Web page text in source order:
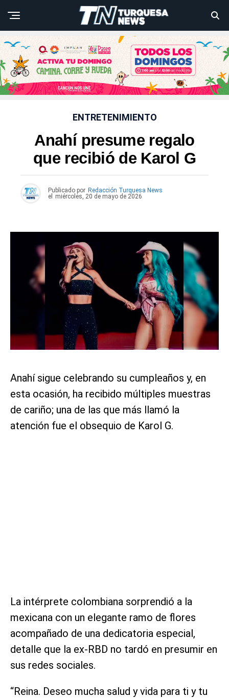
ENTRETENIMIENTO
Anahí presume regalo
que recibió de Karol G
Publicado por Redacción Turquesa News
el
miércoles, 20 de mayo de 2026
Anahí sigue celebrando su cumpleaños y, en
esta ocasión, ha recibido múltiples muestras
de cariño; una de las que más llamó la
atención fue el obsequio de Karol G.
La intérprete colombiana sorprendió a la
mexicana con un elegante ramo de flores
acompañado de una dedicatoria especial,
detalle que la ex-RBD no tardó en presumir en
sus redes sociales.
“Reina. Deseo mucha salud y vida para ti y tu